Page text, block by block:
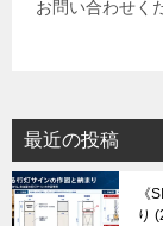
お問い合わせく
最近の投稿
《
り